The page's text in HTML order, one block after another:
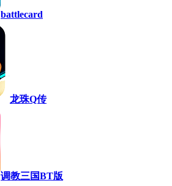
battlecard
龙珠Q传
调教三国BT版